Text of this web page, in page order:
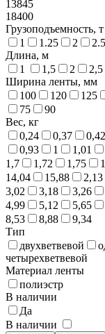
13845
18400
Грузоподъемность, т
1
1.25 2 2.5
Длина, м
1
1,5 2 2,5
Ширина ленты, мм
100
120 125
75
90
Вес, кг
0,24
0,37 0,42
0,93
1 1,01
1,7
1,72 1,75
14,04
15,88 2,13
3,02
3,18 3,26
4,99
5,12 5,65
8,53
8,88
9,34
Тип
двухветвевой
четырехветвевой
Материал ленты
полиэстр
В наличии
Да
В наличии